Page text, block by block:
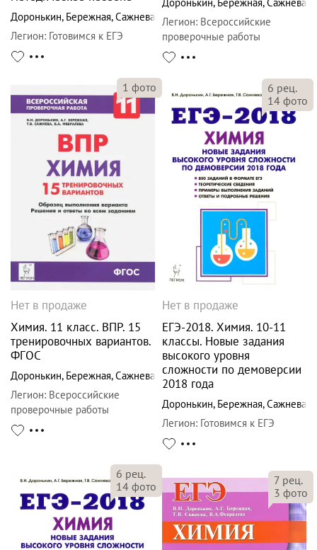
Доронькин, Бережная,Сажнева
Легион: Готовимся к ЕГЭ
Легион: Всероссийские
проверочные работы
1 фото
Нет в продаже
Химия. 11 класс. ВПР. 15
тренировочных вариантов.
ФГОС
Доронькин, Бережная,Сажнева
Легион: Всероссийские
проверочные работы
6 рец.
14 фото
Нет в продаже
ЕГЭ-2018. Химия. 10-11
классы. Новые задания
высокого уровня
сложности по демоверсии
2018 года
Доронькин, Бережная,Сажнева
Легион: Готовимся к ЕГЭ
6 рец.
14 фото 7 рец.
3 фото